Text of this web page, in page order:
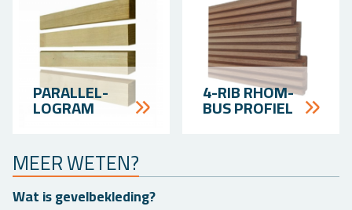
PARALLEL­
LOGRAM
4-RIB RHOM­
BUS PRO­FIEL
MEER WETEN?
Wat is ge­vel­be­kle­ding?